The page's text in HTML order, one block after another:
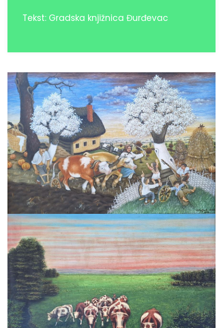
Tekst: Gradska knjižnica Đurđevac